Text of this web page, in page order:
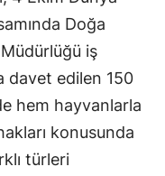
Doğa
iş
davet edilen 150
hem hayvanlarla
konusunda
türleri